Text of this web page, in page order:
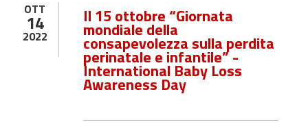
OTT
14
2022
Il 15 ottobre “Giornata
mondiale della
consapevolezza sulla perdita
perinatale e infantile” -
International Baby Loss
Awareness Day